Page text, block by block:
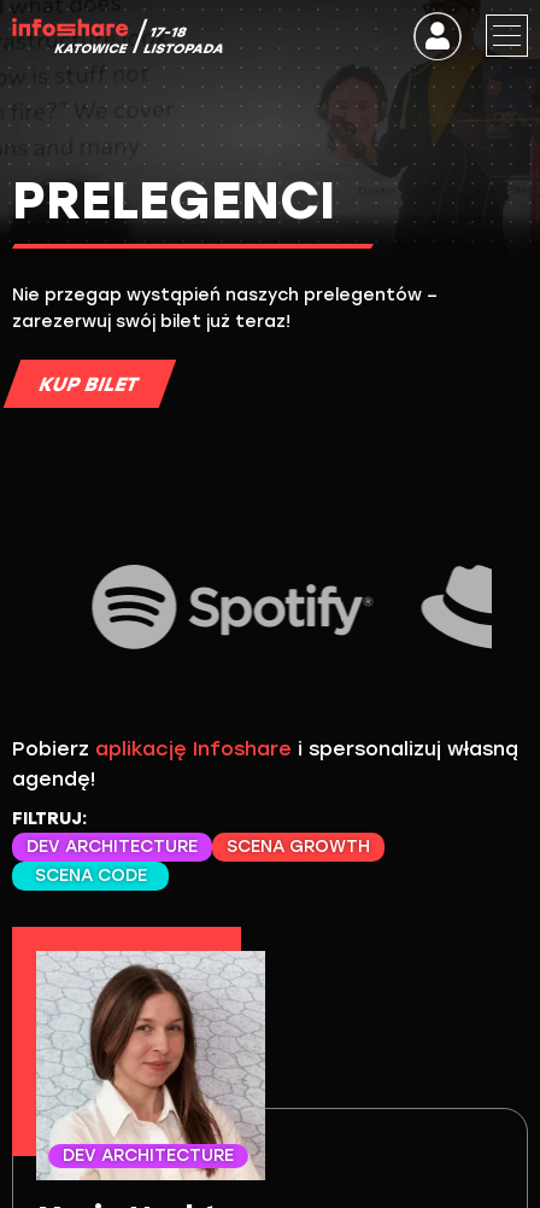
PRELEGENCI
Nie przegap wystąpień naszych prelegentów –
zarezerwuj swój bilet już teraz!
KUP BILET
Pobierz aplikację Infoshare i spersonalizuj własną
agendę!
FILTRUJ:
DEV ARCHITECTURE
SCENA GROWTH
SCENA CODE
DEV ARCHITECTURE